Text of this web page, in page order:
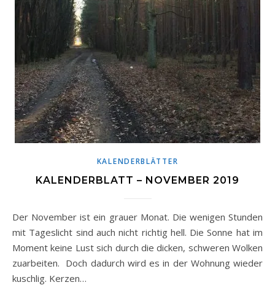
KALENDERBLÄTTER
KALENDERBLATT – NOVEMBER 2019
Der November ist ein grauer Monat. Die wenigen Stunden
mit Tageslicht sind auch nicht richtig hell. Die Sonne hat im
Moment keine Lust sich durch die dicken, schweren Wolken
zuarbeiten. Doch dadurch wird es in der Wohnung wieder
kuschlig. Kerzen…